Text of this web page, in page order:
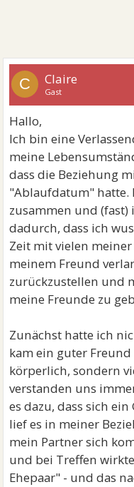
C Claire
Gast
Hallo,
Ich bin eine
meine
dass die Beziehung
"Ablaufdatum" hatte.
zusammen und
dadurch, dass ich
Zeit mit vielen
meinem Freund
zurückzustellen und
meine Freunde zu
Zunächst hatte ich
kam ein guter
körperlich, sondern
verstanden uns
es dazu, dass sich
lief es in meiner
mein Partner sich
und bei Treffen
Ehepaar" - und das